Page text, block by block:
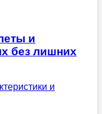
и
без лишних
и